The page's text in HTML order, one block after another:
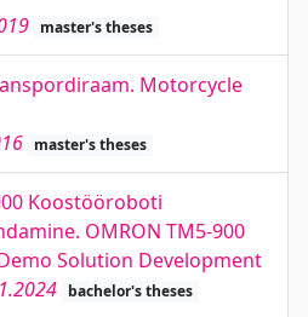
master's theses
Motorcycle
master's theses
Koostööroboti
OMRON TM5-900
Solution Development
bachelor's theses